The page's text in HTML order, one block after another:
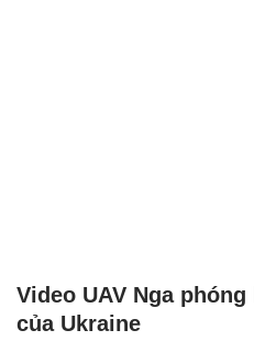
Video UAV Nga
của Ukraine